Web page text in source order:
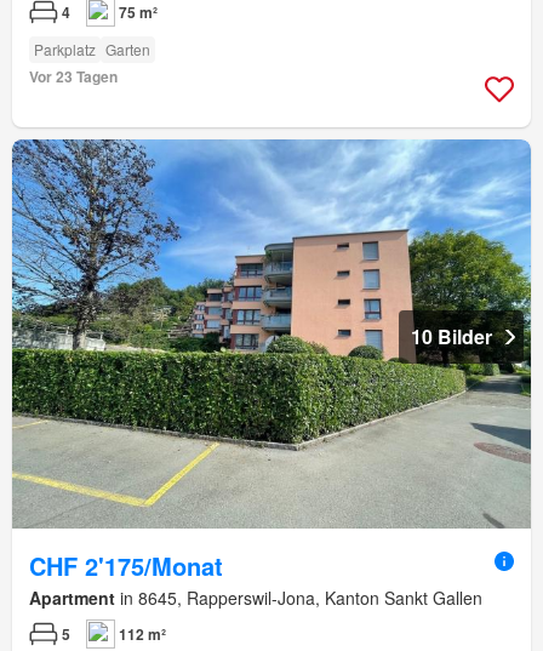
4 75 m²
Parkplatz Garten
Vor 23 Tagen
10 Bilder
CHF 2'175/Monat
Apartment in 8645, Rapperswil-Jona, Kanton Sankt Gallen
5 112 m²